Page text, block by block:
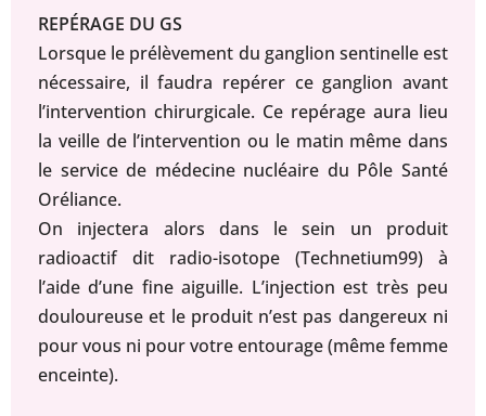
REPÉRAGE DU GS
Lorsque le prélèvement du ganglion sentinelle est
nécessaire, il faudra repérer ce ganglion avant
l’intervention chirurgicale. Ce repérage aura lieu
la veille de l’intervention ou le matin même dans
le service de médecine nucléaire du Pôle Santé
Oréliance.
On injectera alors dans le sein un produit
radioactif dit radio-isotope (Technetium99) à
l’aide d’une fine aiguille. L’injection est très peu
douloureuse et le produit n’est pas dangereux ni
pour vous ni pour votre entourage (même femme
enceinte).